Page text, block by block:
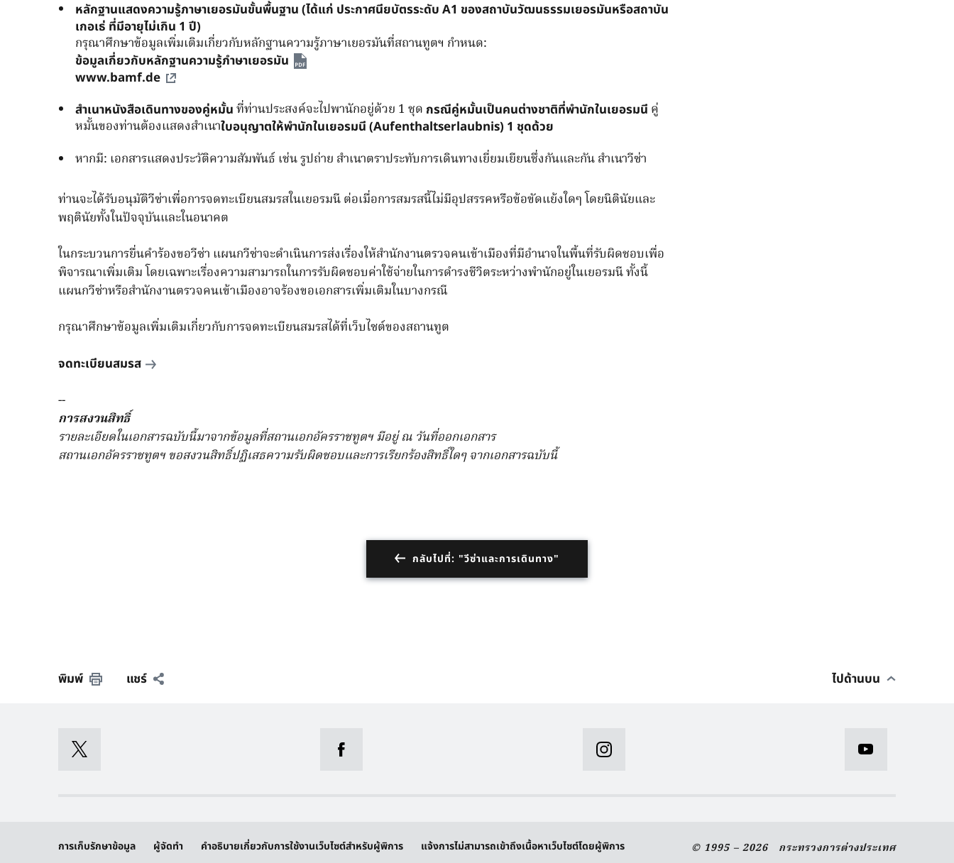
หลักฐานแสดงความรู้ภาษาเยอรมันขั้นพื้นฐาน (ได้แก่ ประกาศนียบัตรระดับ A1 ของสถาบันวัฒนธรรมเยอรมันหรือสถาบัน
เกอเธ่ ที่มีอายุไม่เกิน 1 ปี)
กรุณาศึกษาข้อมูลเพิ่มเติมเกี่ยวกับหลักฐานความรู้ภาษาเยอรมันที่สถานทูตฯ กำหนด:
ข้อมูลเกี่ยวกับหลักฐานความรู้ภำษาเยอรมัน
www.bamf.de
สำเนาหนังสือเดินทางของคู่หมั้นที่ท่านประสงค์จะไปพานักอยู่ด้วย 1 ชุด กรณีคู่หมั้นเป็นคนต่างชาติที่พำนักในเยอรมนี คู่
หมั้นของท่านต้องแสดงสำเนาใบอนุญาตให้พำนักในเยอรมนี (Aufenthaltserlaubnis) 1 ชุดด้วย
หากมี: เอกสารแสดงประวัติความสัมพันธ์ เช่น รูปถ่าย สำเนาตราประทับการเดินทางเยี่ยมเยียนชึ่งกันและกัน สำเนาวีซ่า
ท่านจะได้รับอนุมัติวีซ่าเพื่อการจดทะเบียนสมรสในเยอรมนี ต่อเมื่อการสมรสนี้ไม่มีอุปสรรคหรือข้อขัดแย้งใดๆ โดยนิตินัยและ
พฤตินัยทั้งในปัจจุบันและในอนาคต
ในกระบวนการยื่นคำร้องขอวีซ่า แผนกวีซ่าจะดำเนินการส่งเรื่องให้สำนักงานตรวจคนเข้าเมืองที่มีอำนาจในพื้นที่รับผิดชอบเพื่อ
พิจารณาเพิ่มเติม โดยเฉพาะเรื่องความสามารถในการรับผิดชอบค่าใช้จ่ายในการดำรงชีวิตระหว่างพำนักอยู่ในเยอรมนี ทั้งนี้
แผนกวีซ่าหรือสำนักงานตรวจคนเข้าเมืองอาจร้องขอเอกสารเพิ่มเติมในบางกรณี
กรุณาศึกษาข้อมูลเพิ่มเติมเกี่ยวกับการจดทะเบียนสมรสได้ที่เว็บไซต์ของสถานทูต
จดทะเบียนสมรส
--
การสงวนสิทธิ์
รายละเอียดในเอกสารฉบับนี้มาจากข้อมูลที่สถานเอกอัครราชทูตฯ มีอยู่ ณ วันที่ออกเอกสาร
สถานเอกอัครราชทูตฯ ขอสงวนสิทธิ์ปฏิเสธความรับผิดชอบและการเรียกร้องสิทธิ์ใดๆ จากเอกสารฉบับนี้
กลับไปที่: "วีซ่าและการเดินทาง"
พิมพ์ แชร์ ไปด้านบน
การเก็บรักษาข้อมูล ผู้จัดทำ คำอธิบายเกี่ยวกับการใช้งานเว็บไซต์สำหรับผู้พิการ แจ้งการไม่สามารถเข้าถึงเนื้อหาเว็บไซต์โดยผู้พิการ © 1995 – 2026 กระทรวงการต่างประเทศ